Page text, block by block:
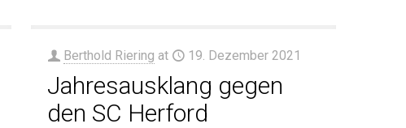
Berthold Riering at 19. Dezember 2021
Jahresausklang gegen
den SC Herford